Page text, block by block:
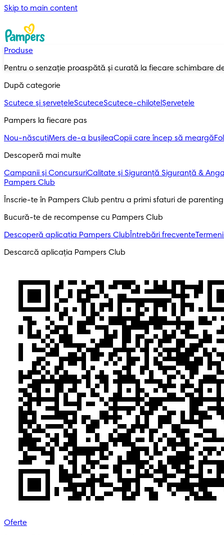
Skip to main content
Produse
Pentru o senzație proaspătă și curată la fiecare schimbare
După categorie
Scutece și șervețeleScuteceScutece-chiloțelȘervețele
Pampers la fiecare pas
Nou-născuțiMers de-a bușileaCopii care încep să meargă
Descoperă mai multe
Campanii și ConcursuriCalitate și Siguranță Siguranță &
Pampers Club
Înscrie-te în Pampers Club pentru a primi sfaturi de
Bucură-te de recompense cu Pampers Club
Descoperă aplicația Pampers Club Întrebări frecvente
Descarcă aplicația Pampers Club
Oferte